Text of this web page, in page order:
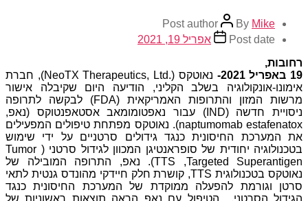
Post author By Mike
Post date
אפריל 19, 2021
רחובות,
19 באפריל 2021- נאוטקס (NeoTX Therapeutics, Ltd.
), חברת
אימונו-אונקולוגיה בשלב הקליני, הודיעה היום שקיבלה אישור
מרשות
המזון והתרופות האמריקאית (FDA) לבקשה לתרופה
ניסויית חדשה (IND) עבור נאפטומומאב אסטאפנטוקס (נאפ,
naptumomab estafenatox
). נאוטקס מפתחת טיפולים המפעילים
את המערכת החיסונית כנגד גידולים סרטניים על ידי שימוש
בטכנולוגיה יחודית של סופראנטיגן המכוון לגידול סרטני ( Tumor
Targeted Superantigen
,
TTS). נאפ, התרופה המובילה של
נאוטקס בטכנולוגית TTS, קושרת חלק חיידקי מהונדס גנטית לתאי
סרטן וגורמת להפעלה ממוקדת של המערכת החיסונית כנגד
הגידול הסרטני.
הטיפול עם נאפ הראה תוצאות ראשוניות של